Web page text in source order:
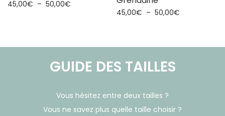
45,00€ – 50,00€
45,00€ – 50,00€
GUIDE DES TAILLES
Vous hésitez entre deux tailles ?
Vous ne savez plus quelle taille choisir ?